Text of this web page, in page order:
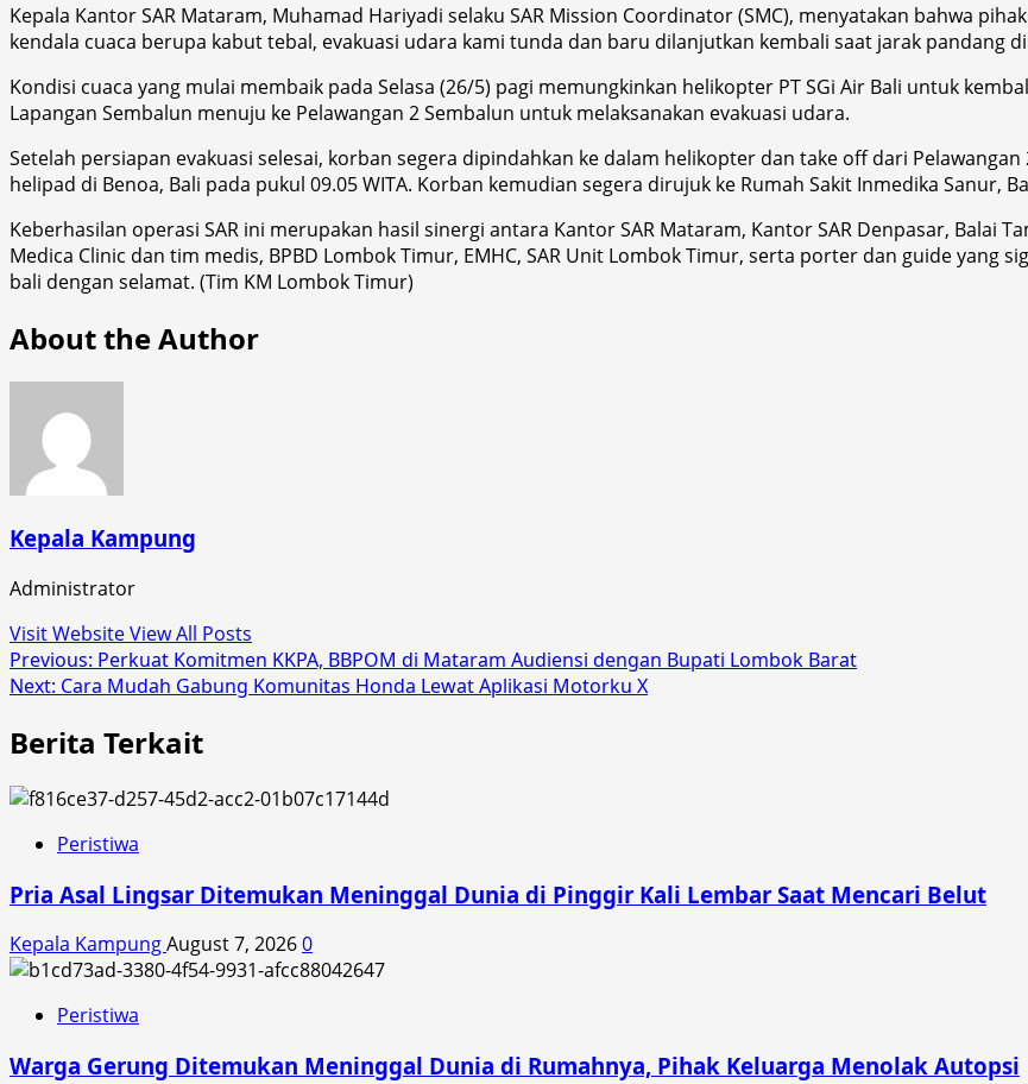
Kepala Kantor SAR Mataram, Muhamad Hariyadi selaku SAR Mission Coordinator (SMC), menyatakan bahwa
kendala cuaca berupa kabut tebal, evakuasi udara kami tunda dan baru dilanjutkan kembali saat jarak pandang
Kondisi cuaca yang mulai membaik pada Selasa (26/5) pagi memungkinkan helikopter PT SGi Air Bali untuk
Lapangan Sembalun menuju ke Pelawangan 2 Sembalun untuk melaksanakan evakuasi udara.
Setelah persiapan evakuasi selesai, korban segera dipindahkan ke dalam helikopter dan take off dari
helipad di Benoa, Bali pada pukul 09.05 WITA. Korban kemudian segera dirujuk ke Rumah Sakit Inmedika Sanur,
Keberhasilan operasi SAR ini merupakan hasil sinergi antara Kantor SAR Mataram, Kantor SAR Denpasar, Balai
Medica Clinic dan tim medis, BPBD Lombok Timur, EMHC, SAR Unit Lombok Timur, serta porter dan guide yang
bali dengan selamat. (Tim KM Lombok Timur)
About the Author
Kepala Kampung
Administrator
Visit WebsiteView All Posts
Post
navigation
Previous: Perkuat Komitmen KKPA, BBPOM di Mataram Audiensi dengan Bupati Lombok Barat
Next: Cara Mudah Gabung Komunitas Honda Lewat Aplikasi Motorku X
Berita Terkait
Peristiwa
Pria Asal Lingsar Ditemukan Meninggal Dunia di Pinggir Kali Lembar Saat Mencari Belut
Kepala KampungAugust 7, 20260
Peristiwa
Warga Gerung Ditemukan Meninggal Dunia di Rumahnya, Pihak Keluarga Menolak Autopsi